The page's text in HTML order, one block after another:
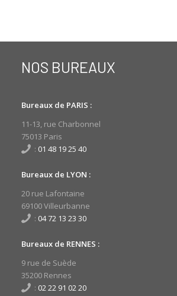
NOS BUREAUX
Bureaux de PARIS :
11-13, rue Charbonnel
75013 Paris
: 01 48 19 25 40
Bureaux de LYON :
20 rue Lafontaine
69100 Villeurbanne
: 04 72 13 23 30
Bureaux de RENNES :
9 rue de Suède
35200 Rennes
: 02 22 91 02 20